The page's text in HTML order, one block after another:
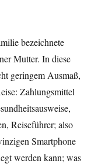
bezeichnete
Mutter. In diese
geringem Ausmaß,
Zahlungsmittel
Reiseführer; also
Smartphone
werden kann; was